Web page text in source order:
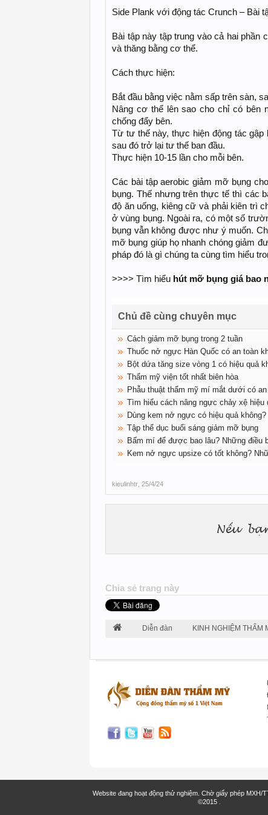
Side Plank với động tác Crunch – Bài
Bài tập này tập trung vào cả hai
và thăng bằng cơ thể.
Cách thực hiện:
Bắt đầu bằng việc nằm sấp trên sàn,
Nâng cơ thể lên sao cho chỉ có bên
chống đẩy bên.
Từ tư thế này, thực hiện động tác
sau đó trở lại tư thế ban đầu.
Thực hiện 10-15 lần cho mỗi bên.
Các bài tập aerobic giảm mỡ bụng
bụng. Thế nhưng trên thực tế thì các
độ ăn uống, kiêng cữ và phải kiên trì
ở vùng bụng. Ngoài ra, có một số
bụng vẫn không được như ý muốn.
mỡ bụng giúp họ nhanh chóng giảm
pháp đó là gì chúng ta cùng tìm hiểu
>>>> Tìm hiểu hút mỡ bụng giá bao
Chủ đề cùng chuyên mục
Cách giảm mỡ bụng trong 2 tuần
Thuốc nở ngực Hàn Quốc có an toàn
Bột dứa tăng size vòng 1 có hiệu quả
Thẩm mỹ viện tốt nhất biên hòa
Phẫu thuật thẩm mỹ mí mắt dưới có
Tìm hiểu cách nâng ngực chảy xệ hiệu
Dùng kem nở ngực có hiệu quả không?
Tập thể dục buổi sáng giảm mỡ bụng
Bấm mí để được bao lâu? Những điều
Kem nở ngực upsize có tốt không?
kieulinhtr 25/4/24
Chia sẻ trang này
Diễn đàn KINH NGHIỆM THẨM
Website đang hoạt động thử nghiệm. Chờ giấy phép MXH/
©2015